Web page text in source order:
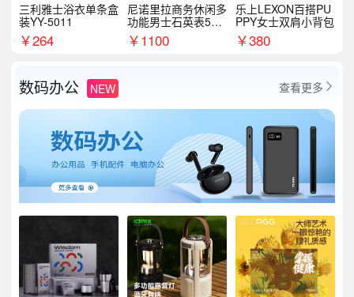
三利雅士浴衣单条盒
装YY-5011
￥264
尼诺里拉商务休闲多
功能男士石英表510
05
￥1100
乐上LEXON百搭PU
PPY女士双肩小背包
￥380
数码办公 NEW 查看更多 